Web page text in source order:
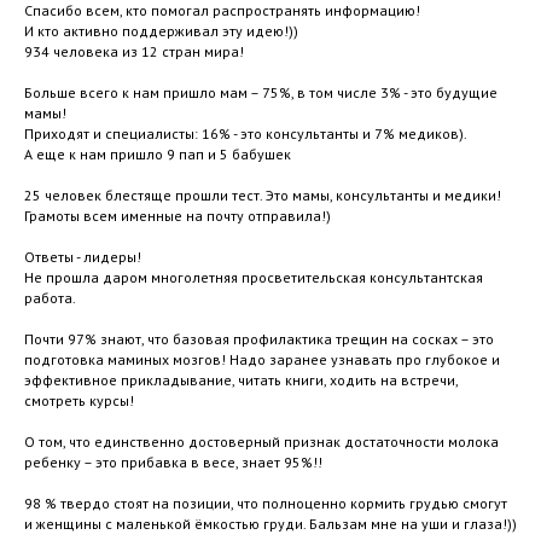
Спасибо всем, кто помогал распространять информацию!
И кто активно поддерживал эту идею!))
934 человека из 12 стран мира!
Больше всего к нам пришло мам – 75%, в том числе 3% - это будущие
мамы!
Приходят и специалисты: 16% - это консультанты и 7% медиков).
А еще к нам пришло 9 пап и 5 бабушек
25 человек блестяще прошли тест. Это мамы, консультанты и медики!
Грамоты всем именные на почту отправила!)
Ответы - лидеры!
Не прошла даром многолетняя просветительская консультантская
работа.
Почти 97% знают, что базовая профилактика трещин на сосках – это
подготовка маминых мозгов! Надо заранее узнавать про глубокое и
эффективное прикладывание, читать книги, ходить на встречи,
смотреть курсы!
О том, что единственно достоверный признак достаточности молока
ребенку – это прибавка в весе, знает 95%!!
98 % твердо стоят на позиции, что полноценно кормить грудью смогут
и женщины с маленькой ёмкостью груди. Бальзам мне на уши и глаза!))